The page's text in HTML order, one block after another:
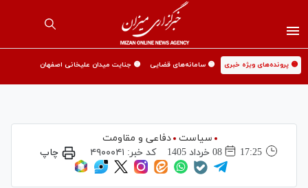
🟡 پرونده‌های ویژه خبری 🟡 سامانه‌های قضایی 🟡 جنایت میدان علیخانی اصفهان
سیاست
دفاعی و مقاومت
17:25
08 خرداد 1405 کد خبر: ۴۹۰۰۰۴۱ چاپ